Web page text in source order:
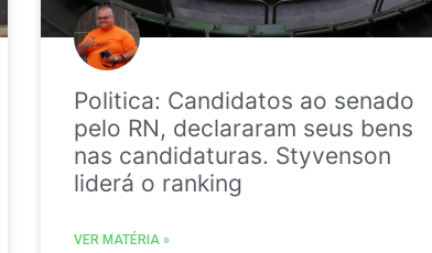
Politica: Candidatos ao senado
pelo RN, declararam seus bens
nas candidaturas. Styvenson
liderá o ranking
VER MATÉRIA »